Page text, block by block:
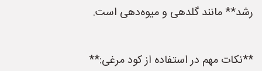
رشد** مانند گلدهی و میوه‌دهی است.
**نکات مهم در استفاده از کود مرغی:**